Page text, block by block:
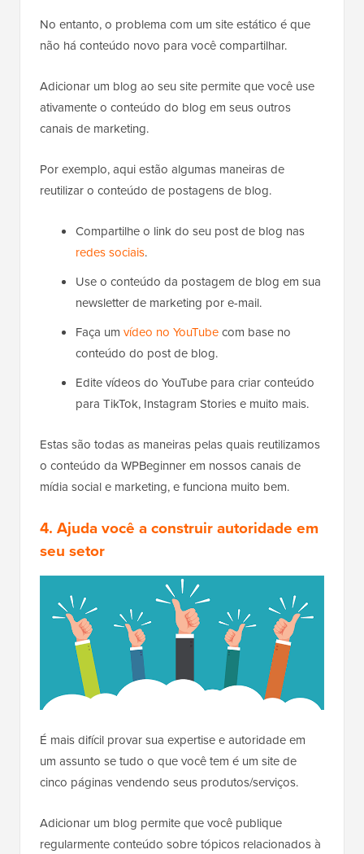
No entanto, o problema com um site estático é que
não há conteúdo novo para você compartilhar.
Adicionar um blog ao seu site permite que você use
ativamente o conteúdo do blog em seus outros
canais de marketing.
Por exemplo, aqui estão algumas maneiras de
reutilizar o conteúdo de postagens de blog.
Compartilhe o link do seu post de blog nas
redes sociais.
Use o conteúdo da postagem de blog em sua
newsletter de marketing por e-mail.
Faça um vídeo no YouTubecom base no
conteúdo do post de blog.
Edite vídeos do YouTube para criar conteúdo
para TikTok, Instagram Stories e muito mais.
Estas são todas as maneiras pelas quais reutilizamos
o conteúdo da WPBeginner em nossos canais de
mídia social e marketing, e funciona muito bem.
4. Ajuda você a construir autoridade em
seu setor
É mais difícil provar sua expertise e autoridade em
um assunto se tudo o que você tem é um site de
cinco páginas vendendo seus produtos/serviços.
Adicionar um blog permite que você publique
regularmente conteúdo sobre tópicos relacionados à